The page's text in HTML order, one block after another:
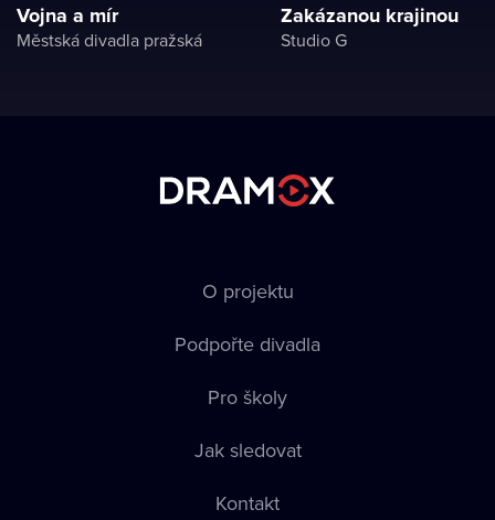
Vojna a mír
Městská divadla pražská
Zakázanou krajinou
Studio G
O projektu
Podpořte divadla
Pro školy
Jak sledovat
Kontakt